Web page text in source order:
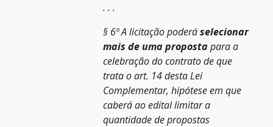
. . .
§ 6º A licitação poderáselecionar
mais de uma propostapara a
celebração do contrato de que
trata o art. 14 desta Lei
Complementar, hipótese em que
caberá ao edital limitar a
quantidade de propostas